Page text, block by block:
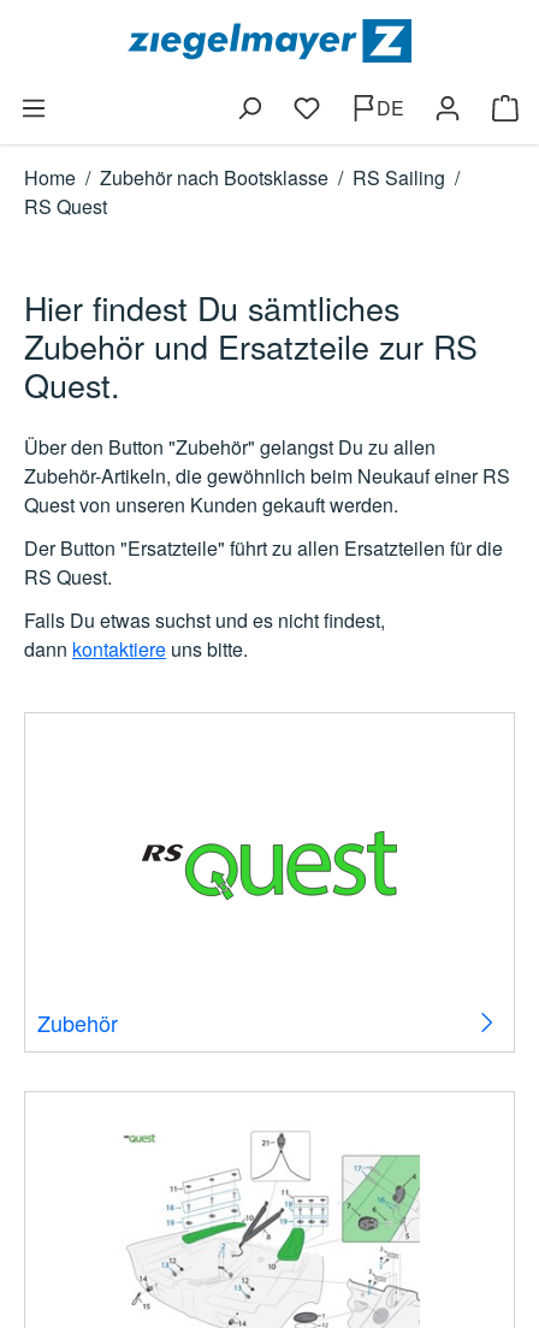
Zum Hauptinhalt springen
Du hast 0 Produkte auf
DE
Home / Zubehör nach Bootsklasse / RS Sailing /
RS Quest
Hier findest Du sämtliches
Zubehör und Ersatzteile zur RS
Quest.
Über den Button "Zubehör" gelangst Du zu allen
Zubehör-Artikeln, die gewöhnlich beim Neukauf einer RS
Quest von unseren Kunden gekauft werden.
Der Button "Ersatzteile" führt zu allen Ersatzteilen für die
RS Quest.
Falls Du etwas suchst und es nicht findest,
dann kontaktiere uns bitte.
Zubehör